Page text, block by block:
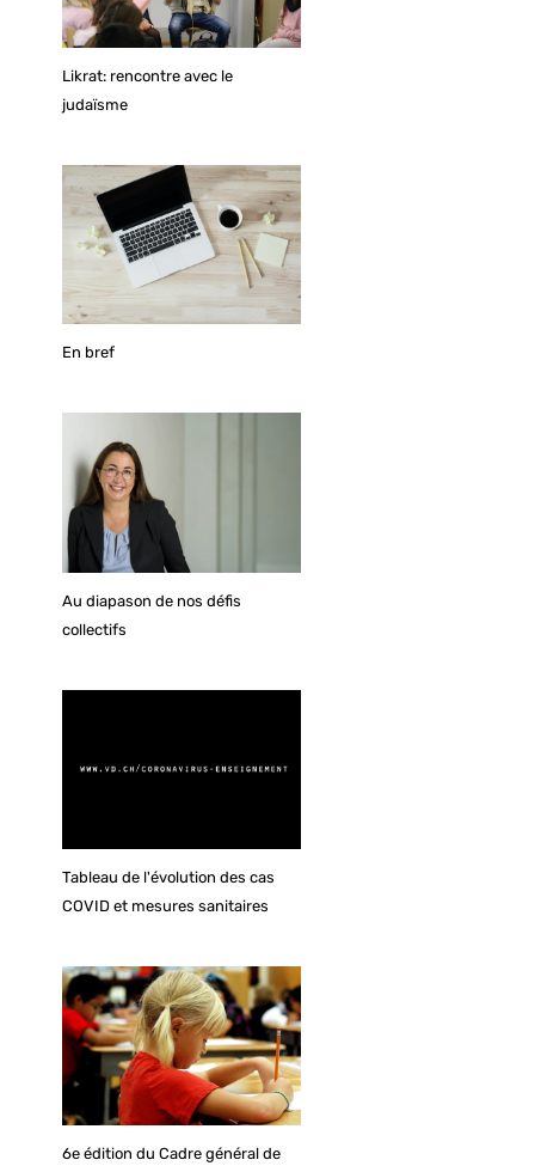
Likrat: rencontre avec le
judaïsme
En bref
Au diapason de nos défis
collectifs
Tableau de l'évolution des cas
COVID et mesures sanitaires
6e édition du Cadre général de